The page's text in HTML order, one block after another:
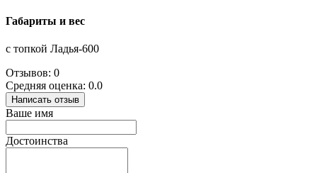
Габариты и вес
с топкой Ладья-600
Отзывов: 0
Средняя оценка: 0.0
Написать отзыв
Ваше имя
Достоинства